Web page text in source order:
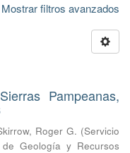
Mostrar filtros avanzados
Pampeanas,
Roger G. (Servicio
Geología y Recursos